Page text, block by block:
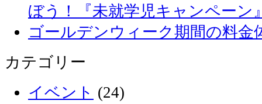
ぼう！『未就学児キャンペーン
ゴールデンウィーク期間の料金
カテゴリー
イベント (24)